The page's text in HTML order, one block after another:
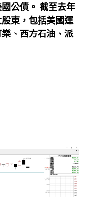
公債。 截至去年
東，包括美國運
、西方石油、派